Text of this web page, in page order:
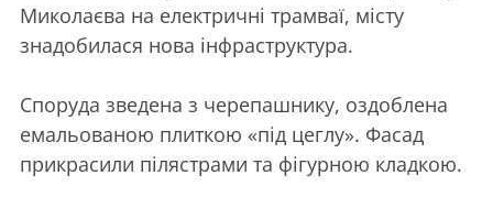
Миколаєва на електричні трамваї, місту
знадобилася нова інфраструктура.
Споруда зведена з черепашнику, оздоблена
емальованою плиткою «під цеглу». Фасад
прикрасили пілястрами та фігурною кладкою.